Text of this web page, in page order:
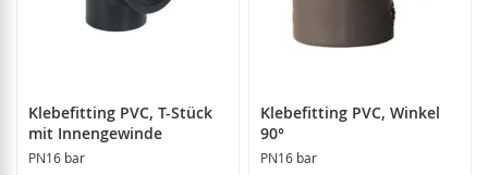
Klebefitting PVC, T-Stück
mit Innengewinde
PN16 bar
Klebefitting PVC, Winkel
90°
PN16 bar